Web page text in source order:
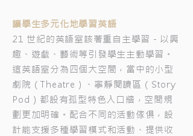
讓學生多元化地學習英語
21 世紀的英語室該著重自主學習 - 以興
趣、遊戲、藝術等引發學生主動學習。
這英語室分為四個大空間，當中的小型
劇院（Theatre）、寧靜閱讀區（Story
Pod）都設有孤型特色入口牆，空間規
劃更加明確。配合不同的活動傢俱，設
計能支援多種學習模式和活動、提供收